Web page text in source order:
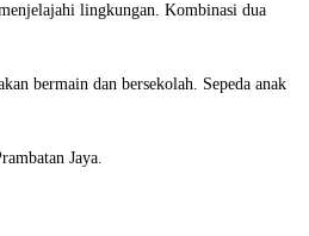
lingkungan. Kombinasi dua
bermain dan bersekolah. Sepeda anak
Jaya.